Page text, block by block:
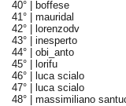
40° |
boffese
41° | mauridal
42° |
lorenzodv
43° | inesperto
44° | obi_anto
45° |
lorifu
46° |
luca scialo
47° |
luca scialo
48° | massimiliano